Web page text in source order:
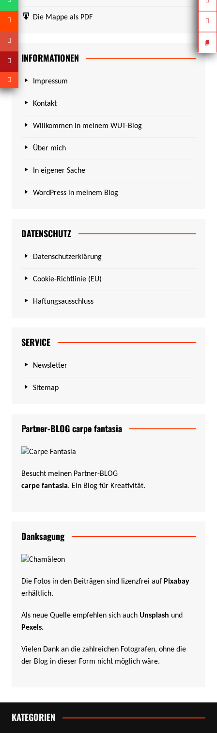
Die Mappe als PDF
INFORMATIONEN
Impressum
Kontakt
Willkommen in meinem WUT-Blog
Über mich
In eigener Sache
WordPress in meinem Blog
DATENSCHUTZ
Datenschutzerklärung
Cookie-Richtlinie (EU)
Haftungsausschluss
SERVICE
Newsletter
Sitemap
Partner-BLOG carpe fantasia
Besucht meinen Partner-BLOG
carpe fantasia. Ein Blog für Kreativität.
Danksagung
Die Fotos in den Beiträgen sind lizenzfrei auf Pixabay
erhältlich.
Als neue Quelle empfehlen sich auch Unsplash und
Pexels.
Vielen Dank an die zahlreichen Fotografen, ohne die
der Blog in dieser Form nicht möglich wäre.
KATEGORIEN